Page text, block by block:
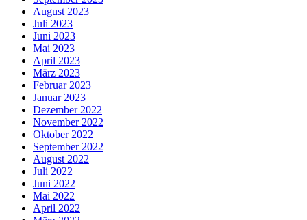
August 2023
Juli 2023
Juni 2023
Mai 2023
April 2023
März 2023
Februar 2023
Januar 2023
Dezember 2022
November 2022
Oktober 2022
September 2022
August 2022
Juli 2022
Juni 2022
Mai 2022
April 2022